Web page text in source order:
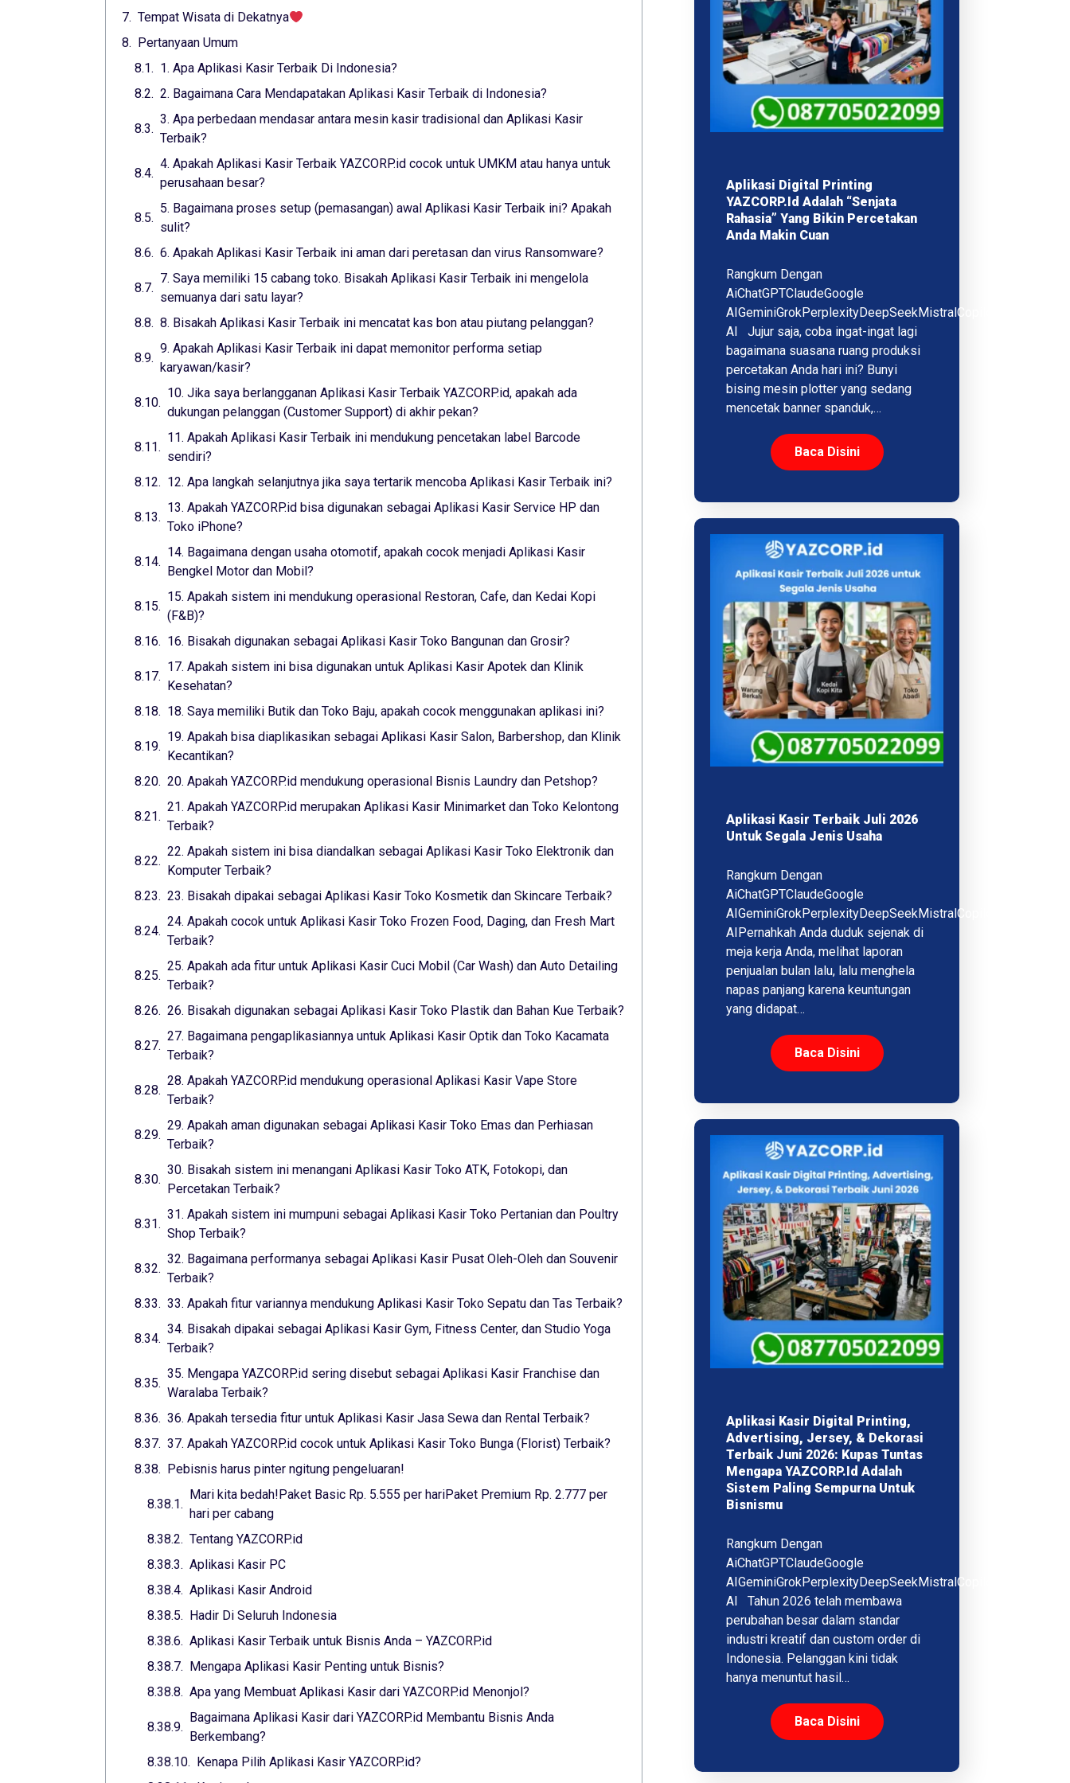
Tempat Wisata di Dekatnya
Pertanyaan Umum
1. Apa Aplikasi Kasir Terbaik Di Indonesia?
2. Bagaimana Cara Mendapatakan Aplikasi Kasir Terbaik di Indonesia?
3. Apa perbedaan mendasar antara mesin kasir tradisional dan Aplikasi Kasir
Terbaik?
4. Apakah Aplikasi Kasir Terbaik YAZCORP.id cocok untuk UMKM atau hanya untuk
perusahaan besar?
5. Bagaimana proses setup (pemasangan) awal Aplikasi Kasir Terbaik ini? Apakah
sulit?
6. Apakah Aplikasi Kasir Terbaik ini aman dari peretasan dan virus Ransomware?
7. Saya memiliki 15 cabang toko. Bisakah Aplikasi Kasir Terbaik ini mengelola
semuanya dari satu layar?
8. Bisakah Aplikasi Kasir Terbaik ini mencatat kas bon atau piutang pelanggan?
9. Apakah Aplikasi Kasir Terbaik ini dapat memonitor performa setiap
karyawan/kasir?
10. Jika saya berlangganan Aplikasi Kasir Terbaik YAZCORP.id, apakah ada
dukungan pelanggan (Customer Support) di akhir pekan?
11. Apakah Aplikasi Kasir Terbaik ini mendukung pencetakan label Barcode
sendiri?
12. Apa langkah selanjutnya jika saya tertarik mencoba Aplikasi Kasir Terbaik ini?
13. Apakah YAZCORP.id bisa digunakan sebagai Aplikasi Kasir Service HP dan
Toko iPhone?
14. Bagaimana dengan usaha otomotif, apakah cocok menjadi Aplikasi Kasir
Bengkel Motor dan Mobil?
15. Apakah sistem ini mendukung operasional Restoran, Cafe, dan Kedai Kopi
(F&B)?
16. Bisakah digunakan sebagai Aplikasi Kasir Toko Bangunan dan Grosir?
17. Apakah sistem ini bisa digunakan untuk Aplikasi Kasir Apotek dan Klinik
Kesehatan?
18. Saya memiliki Butik dan Toko Baju, apakah cocok menggunakan aplikasi ini?
19. Apakah bisa diaplikasikan sebagai Aplikasi Kasir Salon, Barbershop, dan Klinik
Kecantikan?
20. Apakah YAZCORP.id mendukung operasional Bisnis Laundry dan Petshop?
21. Apakah YAZCORP.id merupakan Aplikasi Kasir Minimarket dan Toko Kelontong
Terbaik?
22. Apakah sistem ini bisa diandalkan sebagai Aplikasi Kasir Toko Elektronik dan
Komputer Terbaik?
23. Bisakah dipakai sebagai Aplikasi Kasir Toko Kosmetik dan Skincare Terbaik?
24. Apakah cocok untuk Aplikasi Kasir Toko Frozen Food, Daging, dan Fresh Mart
Terbaik?
25. Apakah ada fitur untuk Aplikasi Kasir Cuci Mobil (Car Wash) dan Auto Detailing
Terbaik?
26. Bisakah digunakan sebagai Aplikasi Kasir Toko Plastik dan Bahan Kue Terbaik?
27. Bagaimana pengaplikasiannya untuk Aplikasi Kasir Optik dan Toko Kacamata
Terbaik?
28. Apakah YAZCORP.id mendukung operasional Aplikasi Kasir Vape Store
Terbaik?
29. Apakah aman digunakan sebagai Aplikasi Kasir Toko Emas dan Perhiasan
Terbaik?
30. Bisakah sistem ini menangani Aplikasi Kasir Toko ATK, Fotokopi, dan
Percetakan Terbaik?
31. Apakah sistem ini mumpuni sebagai Aplikasi Kasir Toko Pertanian dan Poultry
Shop Terbaik?
32. Bagaimana performanya sebagai Aplikasi Kasir Pusat Oleh-Oleh dan Souvenir
Terbaik?
33. Apakah fitur variannya mendukung Aplikasi Kasir Toko Sepatu dan Tas Terbaik?
34. Bisakah dipakai sebagai Aplikasi Kasir Gym, Fitness Center, dan Studio Yoga
Terbaik?
35. Mengapa YAZCORP.id sering disebut sebagai Aplikasi Kasir Franchise dan
Waralaba Terbaik?
36. Apakah tersedia fitur untuk Aplikasi Kasir Jasa Sewa dan Rental Terbaik?
37. Apakah YAZCORP.id cocok untuk Aplikasi Kasir Toko Bunga (Florist) Terbaik?
Pebisnis harus pinter ngitung pengeluaran!
Mari kita bedah!Paket Basic Rp. 5.555 per hariPaket Premium Rp. 2.777 per
hari per cabang
Tentang YAZCORP.id
Aplikasi Kasir PC
Aplikasi Kasir Android
Hadir Di Seluruh Indonesia
Aplikasi Kasir Terbaik untuk Bisnis Anda – YAZCORP.id
Mengapa Aplikasi Kasir Penting untuk Bisnis?
Apa yang Membuat Aplikasi Kasir dari YAZCORP.id Menonjol?
Bagaimana Aplikasi Kasir dari YAZCORP.id Membantu Bisnis Anda
Berkembang?
Kenapa Pilih Aplikasi Kasir YAZCORP.id?
Aplikasi Digital Printing
YAZCORP.id Adalah “Senjata
Rahasia” Yang Bikin Percetakan
Anda Makin Cuan
Rangkum Dengan
AiChatGPTClaudeGoogle
AIGeminiGrokPerplexityDeepSeekMistralCopilotQwenMeta
AI Jujur saja, coba ingat-ingat lagi
bagaimana suasana ruang produksi
percetakan Anda hari ini? Bunyi
bising mesin plotter yang sedang
mencetak banner spanduk,…
Baca Disini
Aplikasi Kasir Terbaik Juli 2026
Untuk Segala Jenis Usaha
Rangkum Dengan
AiChatGPTClaudeGoogle
AIGeminiGrokPerplexityDeepSeekMistralCopilotQwenMeta
AIPernahkah Anda duduk sejenak di
meja kerja Anda, melihat laporan
penjualan bulan lalu, lalu menghela
napas panjang karena keuntungan
yang didapat…
Baca Disini
Aplikasi Kasir Digital Printing,
Advertising, Jersey, & Dekorasi
Terbaik Juni 2026: Kupas Tuntas
Mengapa YAZCORP.id Adalah
Sistem Paling Sempurna Untuk
Bisnismu
Rangkum Dengan
AiChatGPTClaudeGoogle
AIGeminiGrokPerplexityDeepSeekMistralCopilotQwenMeta
AI Tahun 2026 telah membawa
perubahan besar dalam standar
industri kreatif dan custom order di
Indonesia. Pelanggan kini tidak
hanya menuntut hasil…
Baca Disini